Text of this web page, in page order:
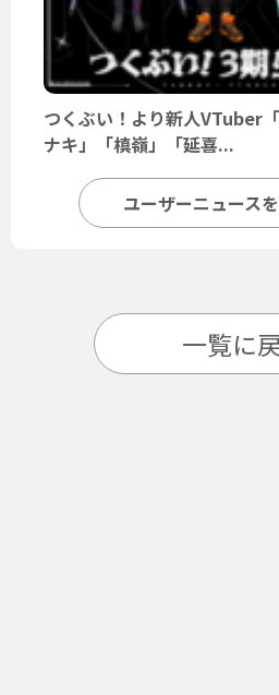
つくぶい！より新人VTuber
ナキ」「槙嶺」「延喜...
ユーザーニュース
一覧に